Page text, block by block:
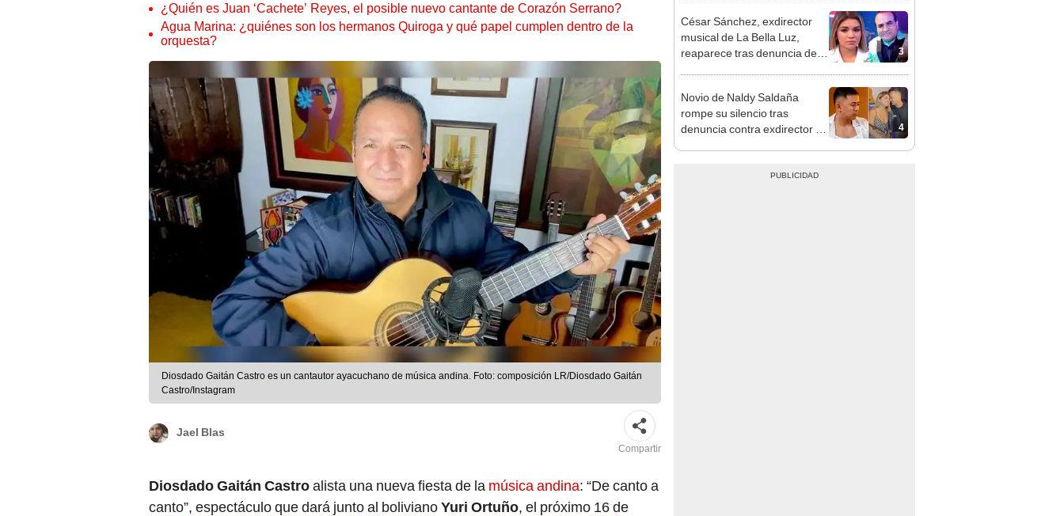
¿Quién es Juan ‘Cachete’ Reyes, el posible nuevo cantante de Corazón Serrano?
Agua Marina: ¿quiénes son los hermanos Quiroga y qué papel cumplen dentro de la
orquesta?
Diosdado Gaitán Castro es un cantautor ayacuchano de música andina. Foto: composición LR/Diosdado Gaitán
Castro/Instagram
Jael Blas
Compartir
Diosdado Gaitán Castroalista una nueva fiesta de la música andina: “De canto a
canto”, espectáculo que dará junto al bolivianoYuri Ortuño, el próximo 16 de
3
César Sánchez, exdirector
musical de La Bella Luz,
reaparece tras denuncia de
presunción de inocencia"
4
Novio de Naldy Saldaña
rompe su silencio tras
denuncia contra exdirector de